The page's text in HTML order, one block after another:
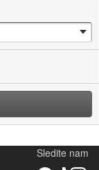
Sledite nam